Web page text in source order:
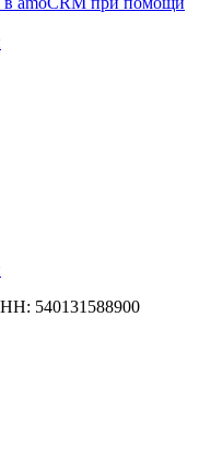
540131588900